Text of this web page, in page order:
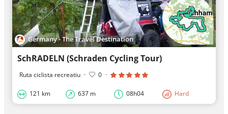
Germany - The Travel Destination
SchRADELN (Schraden Cycling Tour)
Ruta ciclista recreatiu · 0 ·
121 km 637 m 08h04 Hard